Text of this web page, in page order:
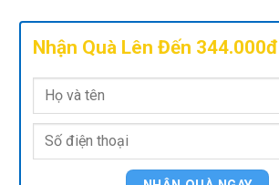
Nhận Quà Lên Đến 344.000đ